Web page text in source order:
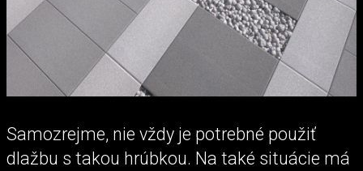
Samozrejme, nie vždy je potrebné použiť
dlažbu s takou hrúbkou. Na také situácie má